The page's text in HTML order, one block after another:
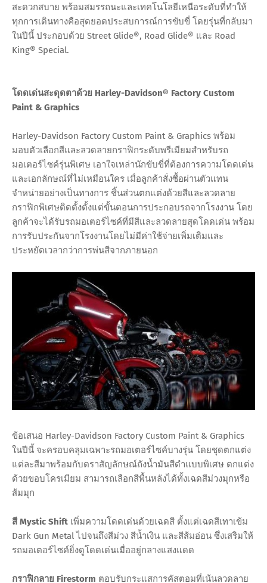
สะดวกสบาย พร้อมสมรรถนะและเทคโนโลยีเหนือระดับที่ทำให้
ทุกการเดินทางคือสุดยอดประสบการณ์การขับขี่ โดยรุ่นที่กลับมา
ในปีนี้ ประกอบด้วย Street Glide®, Road Glide® และ Road
King® Special.
โดดเด่นสะดุดตาด้วย Harley-Davidson® Factory Custom
Paint & Graphics
Harley-Davidson Factory Custom Paint & Graphics พร้อม
มอบตัวเลือกสีและลวดลายกราฟิกระดับพรีเมียมสำหรับรถ
มอเตอร์ไซค์รุ่นพิเศษ เอาใจเหล่านักขับขี่ที่ต้องการความโดดเด่น
และเอกลักษณ์ที่ไม่เหมือนใคร เมื่อลูกค้าสั่งซื้อผ่านตัวแทน
จำหน่ายอย่างเป็นทางการ ชิ้นส่วนตกแต่งด้วยสีและลวดลาย
กราฟิกพิเศษติดตั้งตั้งแต่ขั้นตอนการประกอบรถจากโรงงาน โดย
ลูกค้าจะได้รับรถมอเตอร์ไซค์ที่มีสีและลวดลายสุดโดดเด่น พร้อม
การรับประกันจากโรงงานโดยไม่มีค่าใช้จ่ายเพิ่มเติมและ
ประหยัดเวลากว่าการพ่นสีจากภายนอก
ข้อเสนอ Harley-Davidson Factory Custom Paint & Graphics
ในปีนี้ จะครอบคลุมเฉพาะรถมอเตอร์ไซค์บางรุ่น โดยชุดตกแต่ง
แต่ละสีมาพร้อมกับตราสัญลักษณ์ถังน้ำมันสีดำแบบพิเศษ ตกแต่ง
ด้วยขอบโครเมียม สามารถเลือกสีพื้นหลังได้ทั้งเฉดสีม่วงมุกหรือ
ส้มมุก
สี Mystic Shift เพิ่มความโดดเด่นด้วยเฉดสี ตั้งแต่เฉดสีเทาเข้ม
Dark Gun Metal ไปจนถึงสีม่วง สีน้ำเงิน และสีส้มอ่อน ซึ่งเสริมให้
รถมอเตอร์ไซค์ยิ่งดูโดดเด่นเมื่ออยู่กลางแสงแดด
กราฟิกลาย Firestorm ตอบรับกระแสการคัสตอมที่เน้นลวดลาย